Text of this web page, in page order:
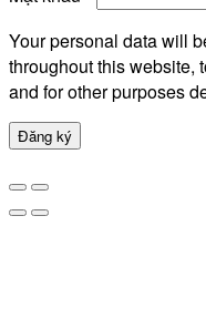
Your personal data will
throughout this website,
and for other purposes
Đăng ký